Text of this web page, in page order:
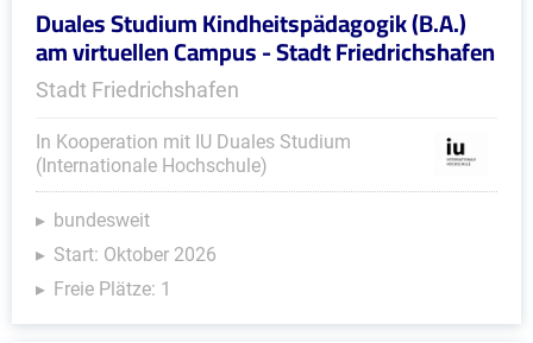
Duales Studium Kindheitspädagogik (B.A.)
am virtuellen Campus - Stadt Friedrichshafen
Stadt Friedrichshafen
In Kooperation mit IU Duales Studium
(Internationale Hochschule)
bundesweit
Start: Oktober 2026
Freie Plätze: 1